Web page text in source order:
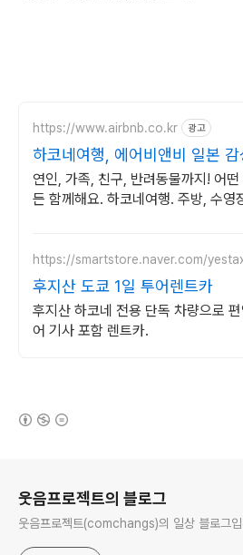
https://www.airbnb.co.kr 광고
하코네여행, 에어비앤비 일본 감
가득한 숙소
연인, 가족, 친구, 반려동물까지! 어떤
든 함께해요. 하코네여행. 주방, 수영
https://smartstore.naver.com/
후지산 도쿄 1일 투어렌트카
후지산 하코네 전용 단독 차량으로
어 기사 포함 렌트카.
웃음프로젝트의 블로그
웃음프로젝트(comchangs)의 일상 블로그